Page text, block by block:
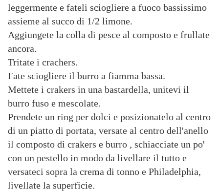
leggermente e fateli sciogliere a fuoco bassissimo
assieme al succo di 1/2 limone.
Aggiungete la colla di pesce al composto e frullate
ancora.
Tritate i crachers.
Fate sciogliere il burro a fiamma bassa.
Mettete i crakers in una bastardella, unitevi il
burro fuso e mescolate.
Prendete un ring per dolci e posizionatelo al centro
di un piatto di portata, versate al centro dell'anello
il composto di crakers e burro , schiacciate un po'
con un pestello in modo da livellare il tutto e
versateci sopra la crema di tonno e Philadelphia,
livellate la superficie.